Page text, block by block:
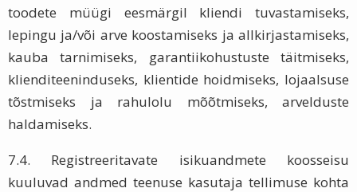
toodete müügi eesmärgil kliendi tuvastamiseks,
lepingu ja/või arve koostamiseks ja allkirjastamiseks,
kauba tarnimiseks, garantiikohustuste täitmiseks,
klienditeeninduseks, klientide hoidmiseks, lojaalsuse
tõstmiseks ja rahulolu mõõtmiseks, arvelduste
haldamiseks.
7.4. Registreeritavate isikuandmete koosseisu
kuuluvad andmed teenuse kasutaja tellimuse kohta